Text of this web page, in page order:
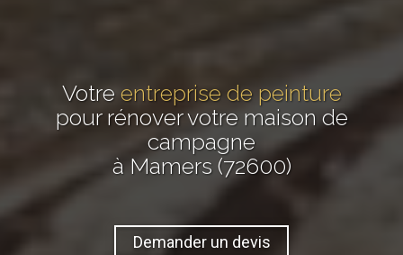
Votre entreprise de peinture
pour rénover votre maison de
campagne
à Mamers (72600)
Demander un devis